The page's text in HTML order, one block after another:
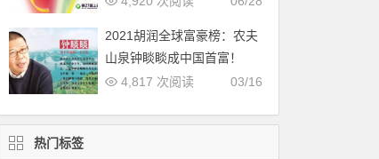
2021胡润全球富豪榜：农夫
山泉钟睒睒成中国首富！
03/16
4,817 次阅读
热门标签